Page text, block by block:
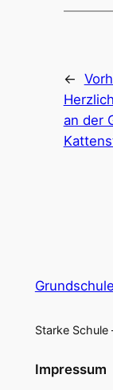
←
an der
Starke Schule
Impressum